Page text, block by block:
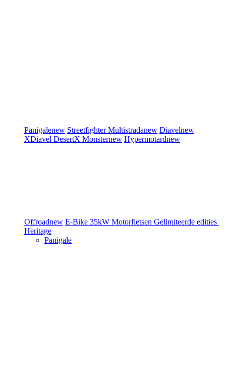
Panigalenew StreetfighterMultistradanew Diavelnew
XDiavel DesertX Monsternew Hypermotardnew
Offroadnew E-Bike 35kW Motorfietsen Gelimiteerde edities
Heritage
Panigale